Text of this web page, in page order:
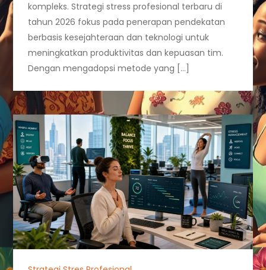
kompleks. Strategi stress profesional terbaru di
tahun 2026 fokus pada penerapan pendekatan
berbasis kesejahteraan dan teknologi untuk
meningkatkan produktivitas dan kepuasan tim.
Dengan mengadopsi metode yang […]